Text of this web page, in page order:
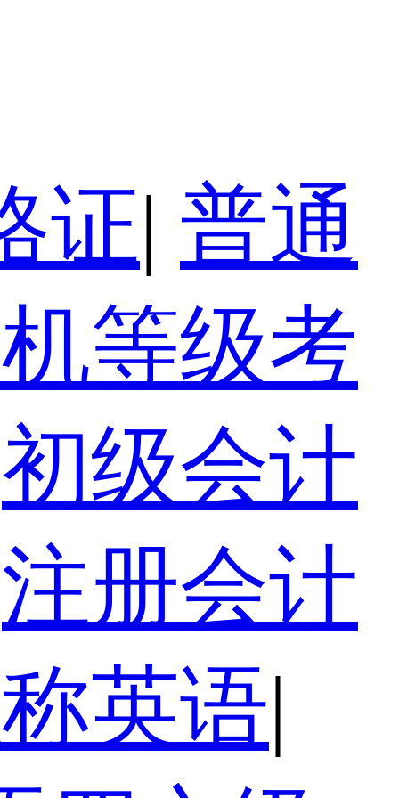
证| 普通
等级考
初级会计
注册会计
英语|